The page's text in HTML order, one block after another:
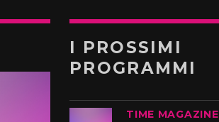
I PROSSIMI
PROGRAMMI
TIME MAGAZINE